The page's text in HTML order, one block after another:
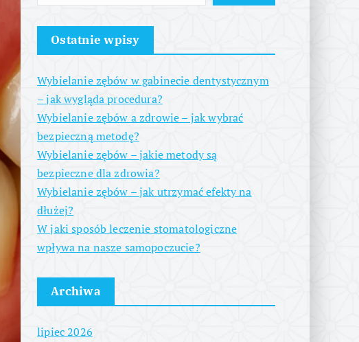
Ostatnie wpisy
Wybielanie zębów w gabinecie dentystycznym
– jak wygląda procedura?
Wybielanie zębów a zdrowie – jak wybrać
bezpieczną metodę?
Wybielanie zębów – jakie metody są
bezpieczne dla zdrowia?
Wybielanie zębów – jak utrzymać efekty na
dłużej?
W jaki sposób leczenie stomatologiczne
wpływa na nasze samopoczucie?
Archiwa
lipiec 2026